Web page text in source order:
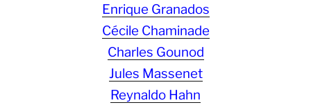
Enrique Granados
Cécile Chaminade
Charles Gounod
Jules Massenet
Reynaldo Hahn